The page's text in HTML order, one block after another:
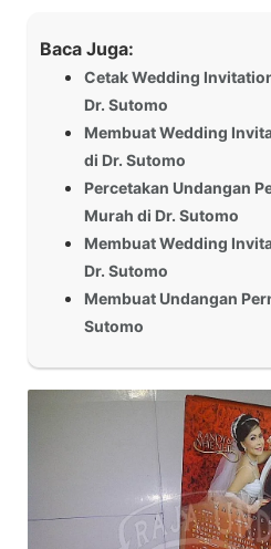
Baca Juga:
Cetak Wedding
Dr. Sutomo
Membuat Wedding
di Dr. Sutomo
Percetakan Undangan
Murah di Dr. Sutomo
Membuat Wedding
Dr. Sutomo
Membuat Undangan
Sutomo